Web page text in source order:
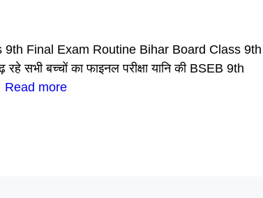
Final Exam Routine Bihar Board Class 9th
रहे सभी बच्चों का फाइनल परीक्षा यानि की BSEB 9th
Read more